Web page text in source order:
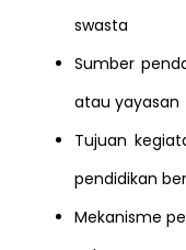
swasta
Sumber
atau yayasan
Tujuan
pendidikan
Mekanisme